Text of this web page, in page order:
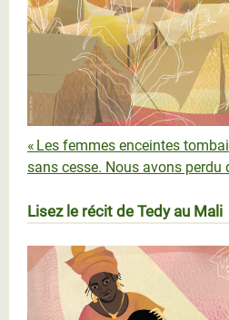
« Les femmes enceintes
sans cesse. Nous avons perdu
Lisez le récit de Tedy au Mali
TEDY_Scr.jpg